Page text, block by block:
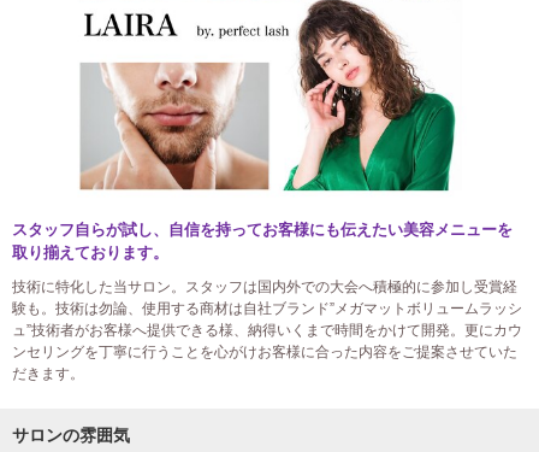
スタッフ自らが試し、自信を持ってお客様にも伝えたい美容メニューを
取り揃えております。
技術に特化した当サロン。スタッフは国内外での大会へ積極的に参加し受賞経
験も。技術は勿論、使用する商材は自社ブランド”メガマットボリュームラッシ
ュ”技術者がお客様へ提供できる様、納得いくまで時間をかけて開発。更にカウ
ンセリングを丁寧に行うことを心がけお客様に合った内容をご提案させていた
だきます。
サロンの雰囲気